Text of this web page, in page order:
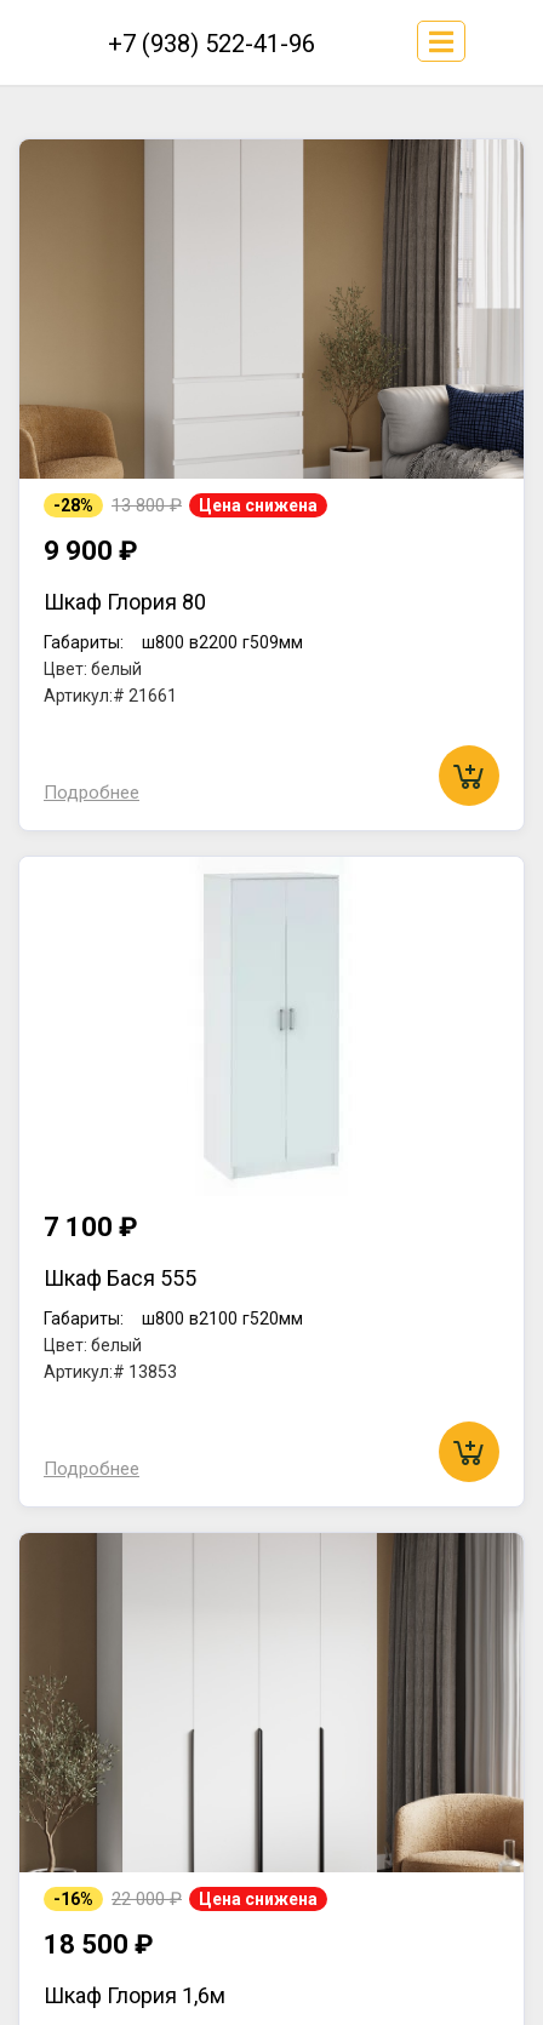
+7 (938) 522-41-96
-28% 13 800 ₽ Цена снижена
9 900 ₽
Шкаф Глория 80
Габариты: ш800 в2200 г509мм
Цвет: белый
Артикул:# 21661
Подробнее
7 100 ₽
Шкаф Бася 555
Габариты: ш800 в2100 г520мм
Цвет: белый
Артикул:# 13853
Подробнее
-16% 22 000 ₽ Цена снижена
18 500 ₽
Шкаф Глория 1,6м